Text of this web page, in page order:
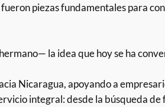
piezas fundamentales para
la idea que hoy se ha
Nicaragua, apoyando a
integral: desde la búsqueda